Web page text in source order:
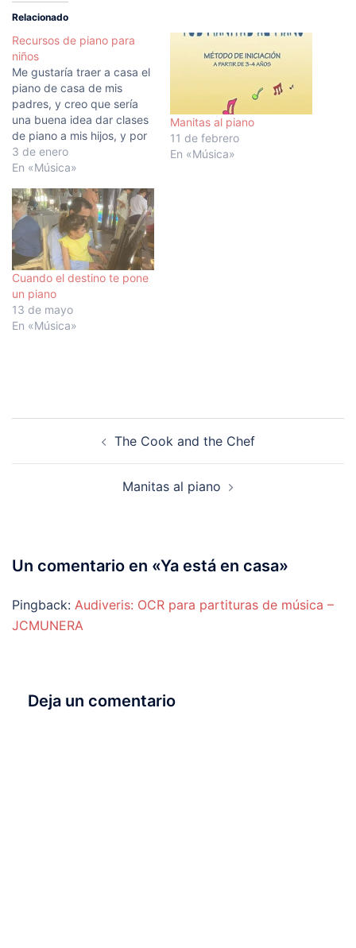
Relacionado
Recursos de piano para
niños
Me gustaría traer a casa el
piano de casa de mis
padres, y creo que sería
una buena idea dar clases
de piano a mis hijos, y por
que no, a mi mujer
también. Personalmente
más me ha ayudado a
avanzar como pianista,
han sido…
3 de enero
En «Música»
Manitas al piano
11 de febrero
En «Música»
Cuando el destino te pone
un piano
13 de mayo
En «Música»
entradas
The Cook and the Chef
Manitas al piano
Un comentario en «Ya está en casa»
Pingback: Audiveris: OCR para partituras de música –
JCMUNERA
Deja un comentario